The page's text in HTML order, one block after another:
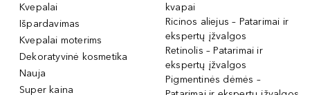
Kvepalai
Išpardavimas
Kvepalai moterims
Dekoratyvinė kosmetika
Nauja
Super kaina
kvapai
Ricinos aliejus – Patarimai ir
ekspertų įžvalgos
Retinolis – Patarimai ir
ekspertų įžvalgos
Pigmentinės dėmės –